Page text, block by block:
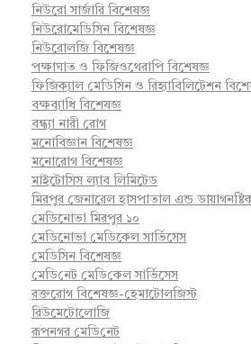
নিউরো সার্জারি বিশেষজ্ঞ
নিউরোমেডিসিন বিশেষজ্ঞ
নিউরোলজি বিশেষজ্ঞ
পক্ষাঘাত ও ফিজিওথেরাপি বিশেষজ্ঞ
ফিজিক্যাল মেডিসিন ও রিহ্যাবিলিটেশন
বক্ষব্যাধি বিশেষজ্ঞ
বন্ধ্যা নারী রোগ
মনোবিজ্ঞান বিশেষজ্ঞ
মনোরোগ বিশেষজ্ঞ
মাইটোসিস ল্যাব লিমিটেড
মিরপুর জেনারেল হাসপাতাল এন্ড
মেডিনোভা মিরপুর ১০
মেডিনোভা মেডিকেল সার্ভিসেস
মেডিসিন বিশেষজ্ঞ
মে‌ডি‌নেট মে‌ডি‌কেল সা‌র্ভিসেস
রক্তরোগ বিশেষজ্ঞ-হেমাটোলজিস্ট
রিউমেটোলোজি
রূপনগর মে‌ডি‌নেট